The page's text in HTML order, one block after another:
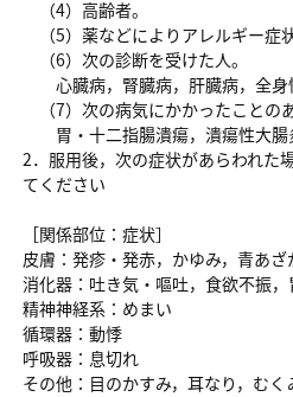
（4）高齢者。
（5）薬などによりアレルギー症
（6）次の診断を受けた人。
心臓病，腎臓病，肝臓病，全身
（7）次の病気にかかったことのあ
胃・十二指腸潰瘍，潰瘍性大腸
2．服用後，次の症状があらわれた
てください
［関係部位：症状］
皮膚：発疹・発赤，かゆみ，青あざ
消化器：吐き気・嘔吐，食欲不振
精神神経系：めまい
循環器：動悸
呼吸器：息切れ
その他：目のかすみ，耳なり，む